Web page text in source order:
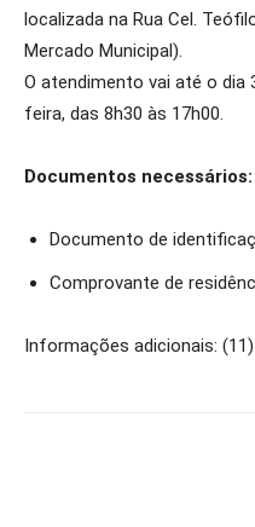
localizada na Rua Cel.
Mercado Municipal).
O atendimento vai até o dia
feira, das 8h30 às 17h00.
Documentos necessários:
Documento de
Comprovante de
Informações adicionais: